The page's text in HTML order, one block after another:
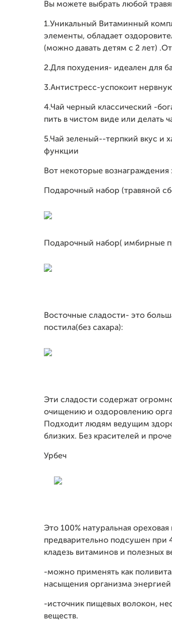
Вы можете выбрать любой
1.Уникальный Витаминный
элементы, обладает
(можно давать детям с 2 лет)
2.Для похудения- идеален для
3.Антистресс-успокоит
4.Чай черный классический -
пить в чистом виде или делать
5.Чай зеленый--терпкий вкус и
функции
Вот некоторые вознаграждения :
Подарочный набор (травяной
Подарочный набор( имбирные
Восточные сладости- это
постила(без сахара):
Эти сладости содержат
очищению и оздоровлению
Подходит людям ведущим
близких. Без красителей и
Урбеч
Это 100% натуральная
предварительно подсушен при
кладезь витаминов и полезных
-можно применять как
насыщения организма энергией
-источник пищевых волокон,
веществ.